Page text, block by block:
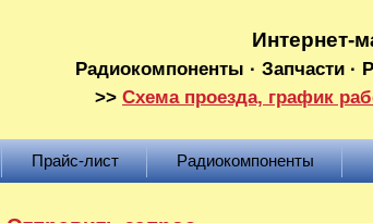
Интернет-
Радиокомпоненты · Запчасти ·
>> Схема проезда, график
Прайс-лист Радиокомпоненты